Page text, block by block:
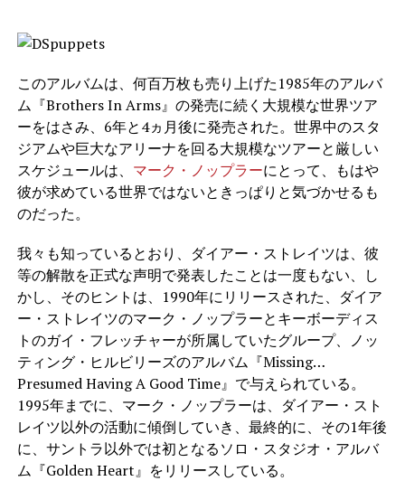
このアルバムは、何百万枚も売り上げた1985年のアルバ
ム『Brothers In Arms』の発売に続く大規模な世界ツア
ーをはさみ、6年と4ヵ月後に発売された。世界中のスタ
ジアムや巨大なアリーナを回る大規模なツアーと厳しい
スケジュールは、 マーク・ノップラーにとって、もはや
彼が求めている世界ではないときっぱりと気づかせるも
のだった。
我々も知っているとおり、ダイアー・ストレイツは、彼
等の解散を正式な声明で発表したことは一度もない、し
かし、そのヒントは、1990年にリリースされた、ダイア
ー・ストレイツのマーク・ノップラーとキーボーディス
トのガイ・フレッチャーが所属していたグループ、ノッ
ティング・ヒルビリーズのアルバム『Missing…
Presumed Having A Good Time』で与えられている。
1995年までに、マーク・ノップラーは、ダイアー・スト
レイツ以外の活動に傾倒していき、最終的に、その1年後
に、サントラ以外では初となるソロ・スタジオ・アルバ
ム『Golden Heart』をリリースしている。